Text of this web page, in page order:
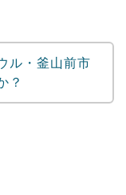
ル・釜山前市
？